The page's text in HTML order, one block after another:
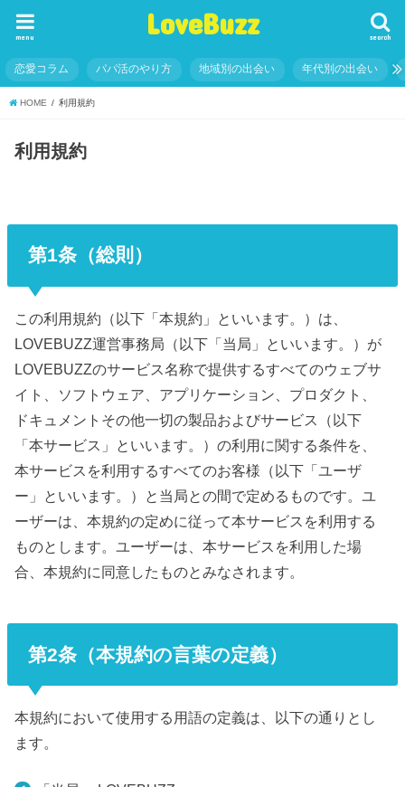
LoveBuzz search
menu
恋愛コラム パパ活のやり方 地域別の出会い 年代別の出会い
HOME 利用規約
利用規約
第1条（総則）
この利用規約（以下「本規約」といいます。）は、
LOVEBUZZ運営事務局（以下「当局」といいます。）が
LOVEBUZZのサービス名称で提供するすべてのウェブサ
イト、ソフトウェア、アプリケーション、プロダクト、
ドキュメントその他一切の製品およびサービス（以下
「本サービス」といいます。）の利用に関する条件を、
本サービスを利用するすべてのお客様（以下「ユーザ
ー」といいます。）と当局との間で定めるものです。ユ
ーザーは、本規約の定めに従って本サービスを利用する
ものとします。ユーザーは、本サービスを利用した場
合、本規約に同意したものとみなされます。
第2条（本規約の言葉の定義）
本規約において使用する用語の定義は、以下の通りとし
ます。